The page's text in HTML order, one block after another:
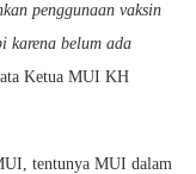
penggunaan vaksin
karena belum ada
Ketua MUI KH
tentunya MUI dalam